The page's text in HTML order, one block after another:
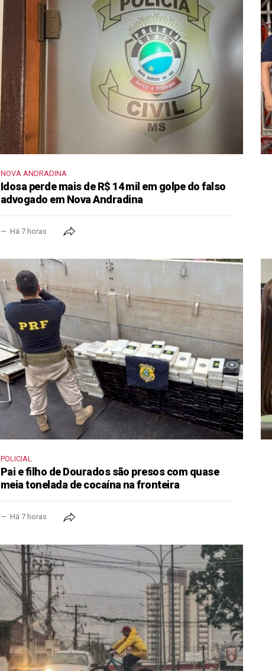
NOVA ANDRADINA
Idosa perde mais de R$ 14 mil em golpe do falso
advogado em Nova Andradina
Há 7 horas
POLICIAL
Pai e filho de Dourados são presos com quase
meia tonelada de cocaína na fronteira
Há 7 horas